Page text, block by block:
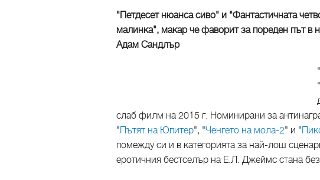
"Петдесет нюанса сиво" и "Фантастичната
малинка", макар че фаворит за пореден път в
Адам Сандлър
"
"
слаб филм на 2015 г. Номинирани за
"Пътят на Юпитер", "Ченгето на мола-2" и "
помежду си и в категорията за най-лош
еротичния бестселър на Е.Л. Джеймс стана